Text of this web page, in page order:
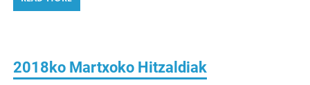
2018ko Martxoko Hitzaldiak